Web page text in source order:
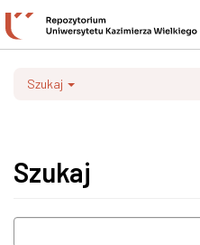
Szukaj
Szukaj